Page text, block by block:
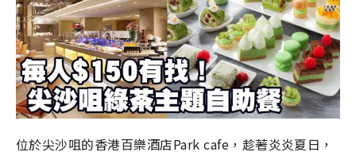
位於尖沙咀的香港百樂酒店Park cafe，趁著炎炎夏日，